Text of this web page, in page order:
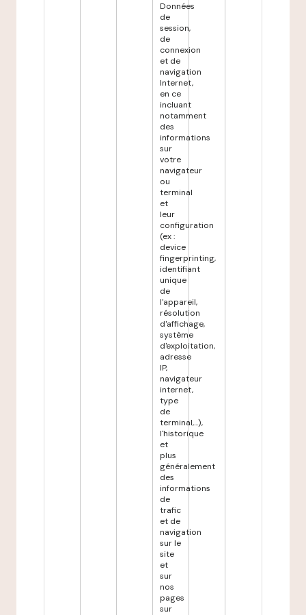
Données
de
session,
de
connexion
et de
navigation
Internet,
en ce
incluant
notamment
des
informations
sur
votre
navigateur
ou
terminal
et
leur
configuration
(ex :
device
fingerprinting,
identifiant
unique
de
l'appareil,
résolution
d'affichage,
système
d'exploitation,
adresse
IP,
navigateur
internet,
type
de
terminal,...),
l'historique
et
plus
généralement
des
informations
de
trafic
et de
navigation
sur le
site
et
sur
nos
pages
sur